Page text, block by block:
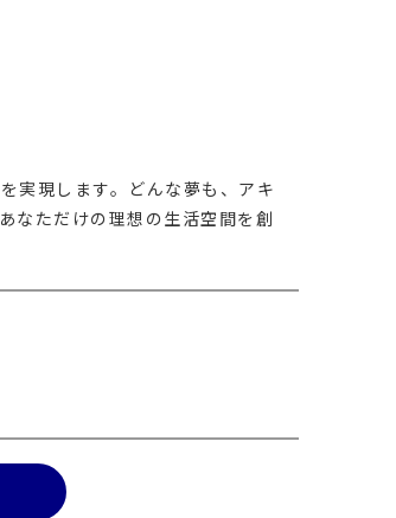
実現します。どんな夢も、アキ
なただけの理想の生活空間を創